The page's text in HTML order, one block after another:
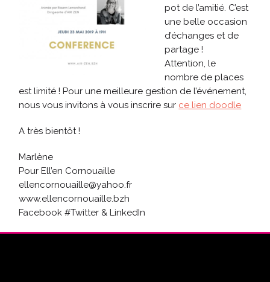
pot de l’amitié. C’est
une belle occasion
d’échanges et de
partage !
Attention, le
nombre de places
est limité ! Pour une meilleure gestion de l’événement,
nous vous invitons à vous inscrire sur ce lien doodle
A très bientôt !
Marlène
Pour Ell’en Cornouaille
ellencornouaille@yahoo.fr
www.ellencornouaille.bzh
Facebook #Twitter & LinkedIn